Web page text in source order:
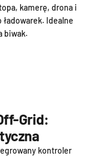
kamerę, drona i
Idealne
biwak.
Grid:
kontroler